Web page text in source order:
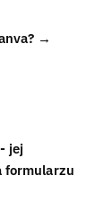
→
jej
formularzu